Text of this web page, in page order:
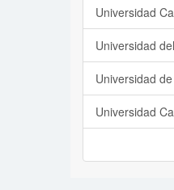
Universidad
Universidad
Universidad
Universidad